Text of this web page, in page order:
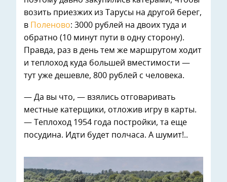
возить приезжих из Тарусы на другой берег,
в
Поленово: 3000 рублей на двоих туда и
обратно (10 минут пути в одну сторону).
Правда, раз в день тем же маршрутом ходит
и теплоход куда большей вместимости —
тут уже дешевле, 800 рублей с человека.
— Да вы что, — взялись отговаривать
местные катерщики, отложив игру в карты.
— Теплоход 1954 года постройки, та еще
посудина. Идти будет полчаса. А шумит!..